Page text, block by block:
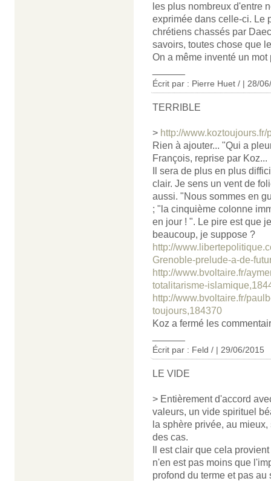
les plus nombreux d'entre
exprimée dans celle-ci. Le
chrétiens chassés par
savoirs, toutes chose que
On a même inventé un
Écrit par : Pierre Huet / | 28/
TERRIBLE
> http://
Rien à ajouter... "Qui a
François, reprise par Koz...
Il sera de plus en plus
clair. Je sens un vent de
aussi. "Nous sommes en
; "la cinquième colonne
en jour ! ". Le pire est que
beaucoup, je suppose ?
http://
Grenoble-prelude-a-de-
http://www.bvoltaire.fr/
totalitarisme-
http://www.bvoltaire.fr/
toujours,184370
Koz a fermé les
Écrit par : Feld / | 29/06/2015
LE VIDE
> Entièrement d'accord
valeurs, un vide spirituel
la sphère privée, au
des cas.
Il est clair que cela
n'en est pas moins que
profond du terme et pas